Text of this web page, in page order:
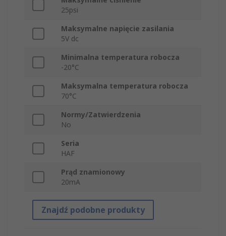
25psi
Maksymalne napięcie zasilania
5V dc
Minimalna temperatura robocza
-20°C
Maksymalna temperatura robocza
70°C
Normy/Zatwierdzenia
No
Seria
HAF
Prąd znamionowy
20mA
Znajdź podobne produkty